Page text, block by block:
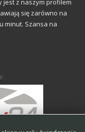
jest z naszym profilem
się zarówno na
minut. Szansa na